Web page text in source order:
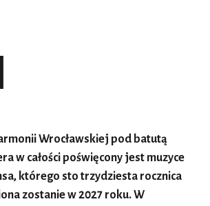
Wrocławskiej pod batutą
w całości poświęcony jest muzyce
którego sto trzydziesta rocznica
zostanie w 2027 roku. W